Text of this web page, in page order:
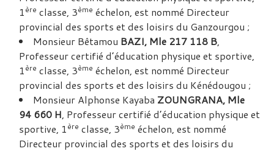
1ère classe, 3ème échelon, est nommé Directeur
provincial des sports et des loisirs du Ganzourgou ;
Monsieur Bêtamou BAZI, Mle 217 118 B,
Professeur certifié d’éducation physique et sportive,
1ère classe, 3ème échelon, est nommé Directeur
provincial des sports et des loisirs du Kénédougou ;
Monsieur Alphonse Kayaba ZOUNGRANA, Mle
94 660 H, Professeur certifié d’éducation physique et
sportive, 1ère classe, 3ème échelon, est nommé
Directeur provincial des sports et des loisirs du